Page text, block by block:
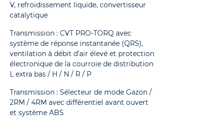
V, refroidissement liquide, convertisseur
catalytique
Transmission : CVT PRO-TORQ avec
système de réponse instantanée (QRS),
ventilation à débit d’air élevé et protection
électronique de la courroie de distribution
L extra bas / H / N / R / P
Transmission : Sélecteur de mode Gazon /
2RM / 4RM avec différentiel avant ouvert
et système ABS